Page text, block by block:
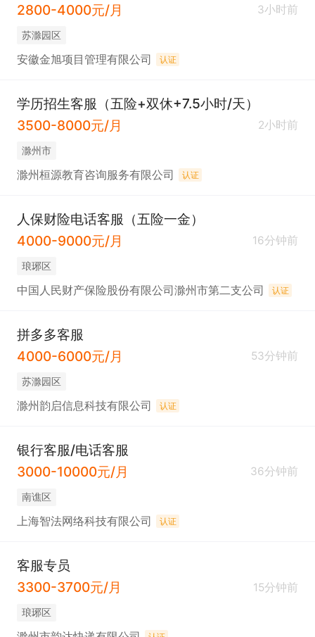
2800-4000元/月
3小时前
苏滁园区
安徽金旭项目管理有限公司 认证
学历招生客服（五险+双休+7.5小时/天）
3500-8000元/月
2小时前
滁州市
滁州桓源教育咨询服务有限公司 认证
人保财险电话客服（五险一金）
4000-9000元/月
16分钟前
琅琊区
中国人民财产保险股份有限公司滁州市第二支公司 认证
拼多多客服
4000-6000元/月
53分钟前
苏滁园区
滁州韵启信息科技有限公司 认证
银行客服/电话客服
3000-10000元/月
36分钟前
南谯区
上海智法网络科技有限公司 认证
客服专员
3300-3700元/月
15分钟前
琅琊区